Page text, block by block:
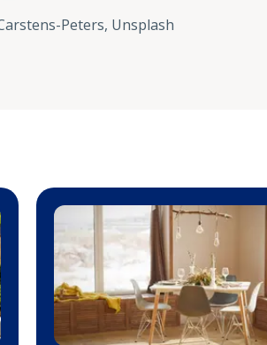
Peters, Unsplash